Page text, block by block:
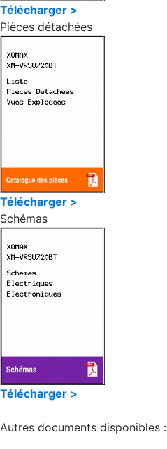
Télécharger >
Pièces détachées
Télécharger >
Schémas
Télécharger >
Autres documents disponibles :